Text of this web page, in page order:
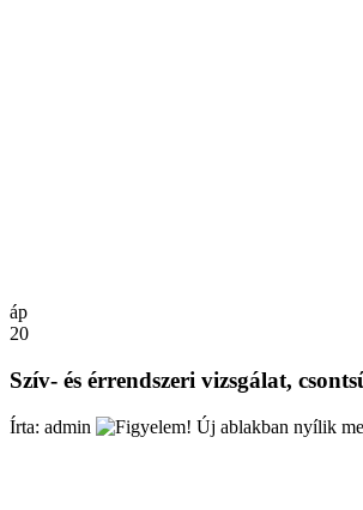
áp
20
Szív- és érrendszeri vizsgálat,
Írta: admin